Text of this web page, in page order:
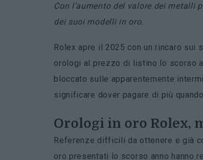
Con l’aumento del valore dei metalli
dei suoi modelli in oro.
Rolex apre il 2025 con un rincaro sui
orologi al prezzo di listino lo scorso
bloccato sulle apparentemente
significare dover pagare di più
Orologi in oro Rolex,
Referenze difficili da ottenere e già
oro presentati lo scorso anno hanno